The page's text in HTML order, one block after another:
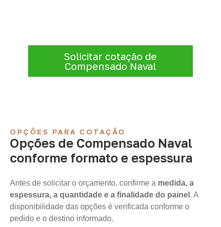
Solicitar cotação de
Compensado Naval
OPÇÕES PARA COTAÇÃO
Opções de Compensado Naval
conforme formato e espessura
Antes de solicitar o orçamento, confirme a medida, a
espessura, a quantidade e a finalidade do painel . A
disponibilidade das opções é verificada conforme o
pedido e o destino informado.